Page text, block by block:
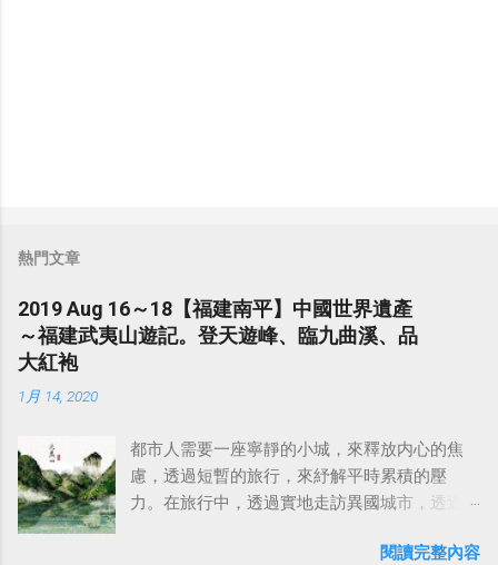
熱門文章
2019 Aug 16～18【福建南平】中國世界遺產
～福建武夷山遊記。登天遊峰、臨九曲溪、品
大紅袍
1月 14, 2020
都市人需要一座寧靜的小城，來釋放内心的焦
慮，透過短暫的旅行，來紓解平時累積的壓
力。在旅行中，透過實地走訪異國城市，透過
餚，來認識不同國家、不同地區的歷史和文
閱讀完整內容